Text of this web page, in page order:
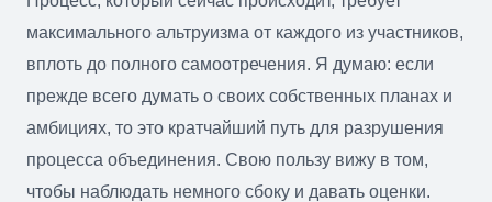
максимального альтруизма от каждого из участников,
вплоть до полного самоотречения. Я думаю: если
прежде всего думать о своих собственных планах и
амбициях, то это кратчайший путь для разрушения
процесса объединения. Свою пользу вижу в том,
чтобы наблюдать немного сбоку и давать оценки.